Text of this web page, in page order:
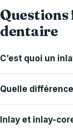
Questions
dentaire
C’est quoi un
Quelle
Inlay et inlay-